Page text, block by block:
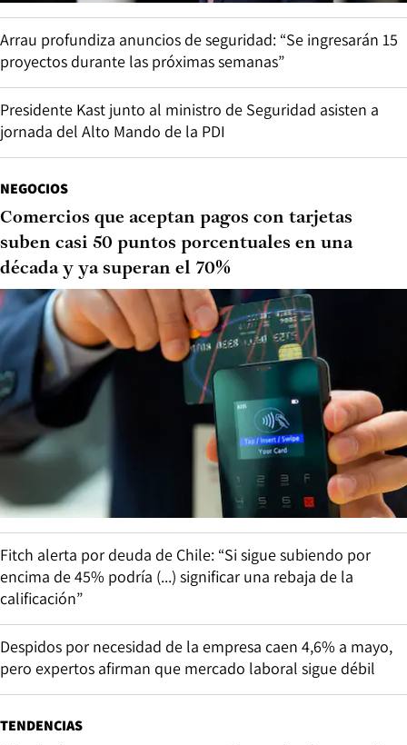
Arrau profundiza anuncios de seguridad: “Se ingresarán 15
proyectos durante las próximas semanas”
Presidente Kast junto al ministro de Seguridad asisten a
jornada del Alto Mando de la PDI
NEGOCIOS
Comercios que aceptan pagos con tarjetas
suben casi 50 puntos porcentuales en una
década y ya superan el 70%
Fitch alerta por deuda de Chile: “Si sigue subiendo por
encima de 45% podría (...) significar una rebaja de la
calificación”
Despidos por necesidad de la empresa caen 4,6% a mayo,
pero expertos afirman que mercado laboral sigue débil
TENDENCIAS